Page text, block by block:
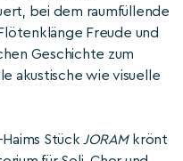
bei dem raumfüllende
Freude und
Geschichte zum
akustische wie visuelle
Stück JORAMkrönt